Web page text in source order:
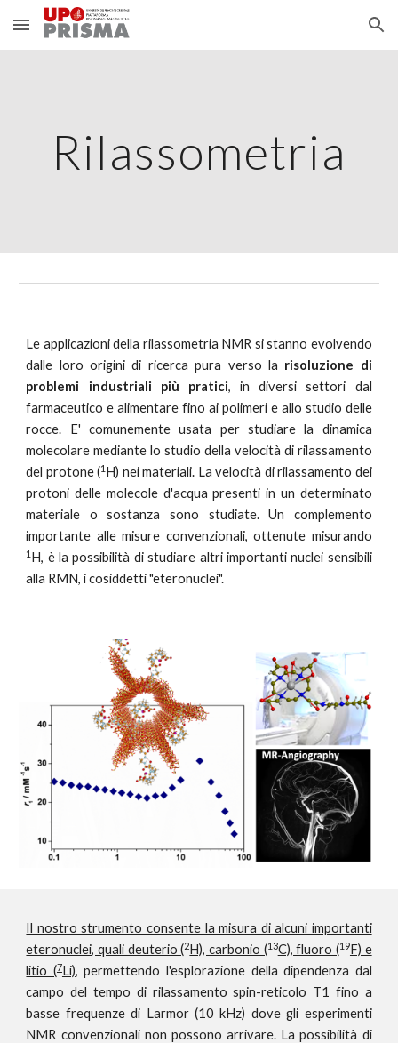
Skip to main content Skip to navigation
Rilassometria
Le applicazioni della rilassometria NMR si stanno evolvendo
dalle loro origini di ricerca pura verso la risoluzione di
problemi industriali più pratici, in diversi settori dal
farmaceutico e alimentare fino ai polimeri e allo studio delle
rocce. E' comunemente usata per studiare la dinamica
molecolare mediante lo studio della velocità di rilassamento
del protone (1 H) nei materiali. La velocità di rilassamento dei
protoni delle molecole d'acqua presenti in un determinato
materiale o sostanza sono studiate. Un complemento
importante alle misure convenzionali, ottenute misurando
1 H, è la possibilità di studiare altri importanti nuclei sensibili
alla RMN, i cosiddetti "eteronuclei".
Il nostro strumento consente la misura di alcuni importanti
eteronuclei, quali deuterio (2H), carbonio (13C), fluoro (19F) e
litio (7Li), permettendo l'esplorazione della dipendenza dal
campo del tempo di rilassamento spin-reticolo T1 fino a
basse frequenze di Larmor (10 kHz) dove gli esperimenti
NMR convenzionali non possono arrivare. La possibilità di